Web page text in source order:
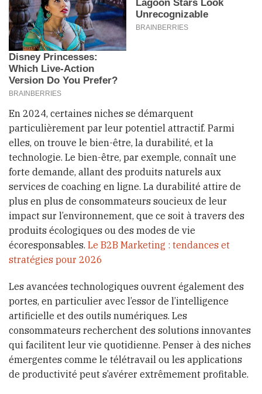
En 2024, certaines niches se démarquent
particulièrement par leur potentiel attractif. Parmi
elles, on trouve le bien-être, la durabilité, et la
technologie. Le bien-être, par exemple, connaît une
forte demande, allant des produits naturels aux
services de coaching en ligne. La durabilité attire de
plus en plus de consommateurs soucieux de leur
impact sur l’environnement, que ce soit à travers des
produits écologiques ou des modes de vie
écoresponsables. Le B2B Marketing : tendances et
stratégies pour 2026
Les avancées technologiques ouvrent également des
portes, en particulier avec l’essor de l’intelligence
artificielle et des outils numériques. Les
consommateurs recherchent des solutions innovantes
qui facilitent leur vie quotidienne. Penser à des niches
émergentes comme le télétravail ou les applications
de productivité peut s’avérer extrêmement profitable.